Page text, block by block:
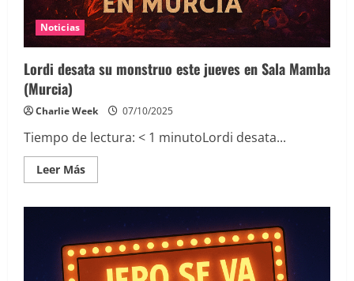
Noticias
Lordi desata su monstruo este jueves en Sala Mamba
(Murcia)
Charlie Week 07/10/2025
Tiempo de lectura: < 1 minutoLordi desata...
Leer MásLeer
más
desata
su
monstruo
este
jueves